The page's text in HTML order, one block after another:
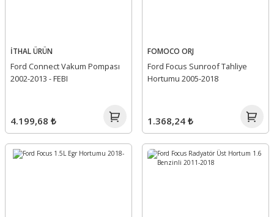
İTHAL ÜRÜN
Ford Connect Vakum Pompası
2002-2013 - FEBI
4.199,68 ₺
FOMOCO ORJ
Ford Focus Sunroof Tahliye
Hortumu 2005-2018
1.368,24 ₺